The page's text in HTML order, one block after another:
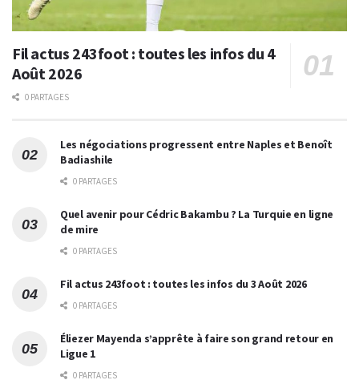
Fil actus 243foot : toutes les infos du 4
Août 2026
0 PARTAGES
Les négociations progressent entre Naples et Benoît
Badiashile
0 PARTAGES
Quel avenir pour Cédric Bakambu ? La Turquie en ligne
de mire
0 PARTAGES
Fil actus 243foot : toutes les infos du 3 Août 2026
0 PARTAGES
Éliezer Mayenda s’apprête à faire son grand retour en
Ligue 1
0 PARTAGES